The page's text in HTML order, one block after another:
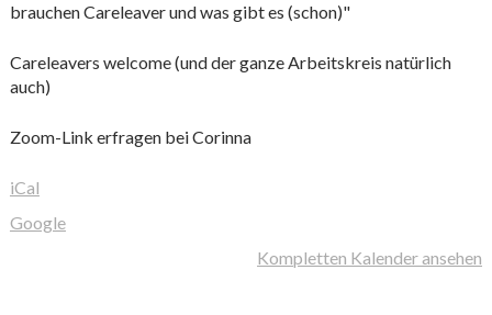
brauchen Careleaver und was gibt es (schon)"
Careleavers welcome (und der ganze Arbeitskreis natürlich
auch)
Zoom-Link erfragen bei Corinna
iCal
Google
Kompletten Kalender ansehen